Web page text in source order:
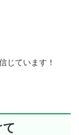
じています！